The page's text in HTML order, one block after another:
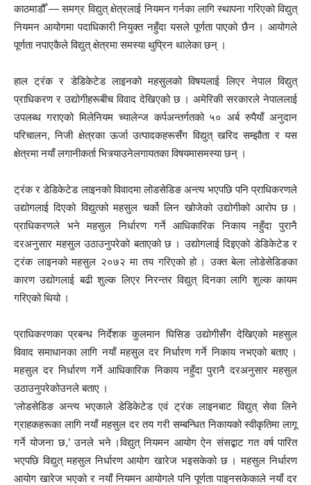
काठमाडौँ — समग्र विद्युत् क्षेत्रलाई नियमन गर्नका लागि स्थापना गरिएको विद्युत्
नियमन आयोगमा पदाधिकारी नियुक्त नहुँदा यसले पूर्णता पाएको छैन । आयोगले
पूर्णता नपाएकैले विद्युत् क्षेत्रमा समस्या थुप्रिन थालेका छन् ।
हाल ट्रंक र डेडिकेटेड लाइनको महसुलको विषयलाई लिएर नेपाल विद्युत्
प्राधिकरण र उद्योगीहरूबीच विवाद देखिएको छ । अमेरिकी सरकारले नेपाललाई
उपलब्ध गराएको मिलेनियम च्यालेन्ज कर्पअन्तर्गतको ५० अर्ब रुपैयाँ अनुदान
परिचालन, निजी क्षेत्रका ऊर्जा उत्पादकहरूसँग विद्युत् खरिद सम्झौता र यस
क्षेत्रमा नयाँ लगानीकर्ता भित्र्याउनेलगायतका विषयमासमस्या छन् ।
ट्रंक र डेडिकेटेड लाइनको विवादमा लोडसेडिङ अन्त्य भएपछि पनि प्राधिकरणले
उद्योगलाई दिएको विद्युत्को महसुल चर्को लिन खोजेको उद्योगीको आरोप छ ।
प्राधिकरणले भने महसुल निर्धारण गर्ने आधिकारिक निकाय नहुँदा पुरानै
दरअनुसार महसुल उठाउनुपरेको बताएको छ । उद्योगलाई दिइएको डेडिकेटेड र
ट्रंक लाइनको महसुल २०७२ मा तय गरिएको हो । उक्त बेला लोडेसेडिङका
कारण उद्योगलाई बढी शुल्क लिएर निरन्तर विद्युत् दिनका लागि शुल्क कायम
गरिएको थियो ।
प्राधिकरणका प्रबन्ध निर्देशक कुलमान घिसिङ उद्योगीसँग देखिएको महसुल
विवाद समाधानका लागि नयाँ महसुल दर निर्धारण गर्ने निकाय नभएको बताए ।
महसुल दर निर्धारण गर्ने आधिकारिक निकाय नहुँदा पुरानै दरअनुसार महसुल
उठाउनुपरेकोउनले बताए ।
‘लोडसेडिङ अन्त्य भएकाले डेडिकेटेड एवं ट्रंक लाइनबाट विद्युत् सेवा लिने
ग्राहकहरूका लागि नयाँ महसुल दर तय गरी सम्बन्धित निकायको स्वीकृतिमा लागू
गर्ने योजना छ,’ उनले भने ।विद्युत् नियमन आयोग ऐन संसद्बाट गत वर्ष पारित
भएपछि विद्युत् महसुल निर्धारण आयोग खारेज भइसकेको छ । महसुल निर्धारण
आयोग खारेज भएको र नयाँ नियमन आयोगले पनि पूर्णता पाइनसकेकाले नयाँ दर